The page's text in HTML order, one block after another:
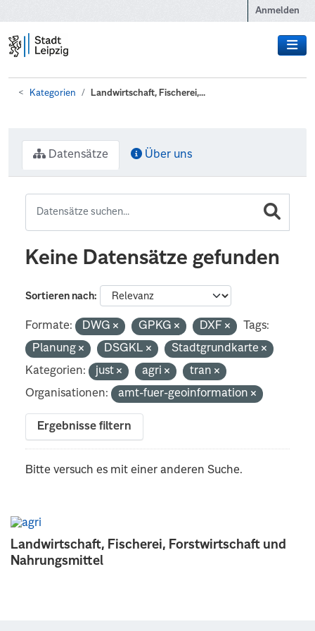
Anmelden
Kategorien Landwirtschaft, Fischerei,...
Landwirtschaft, Fischerei, Forstwirtschaft und
Nahrungsmittel
Datensätze Über uns
Keine Datensätze gefunden
Sortieren nach
Formate: DWG GPKG DXF
Tags:
Planung
DSGKL
Stadtgrundkarte
Kategorien:
just agri
tran
Organisationen:
amt-fuer-geoinformation
Ergebnisse filtern
Bitte versuch es mit einer anderen Suche.